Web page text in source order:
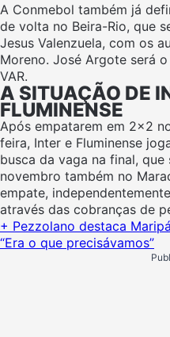
A Conmebol também já
de volta no Beira-Rio, que
Jesus Valenzuela, com os
Moreno. José Argote será
VAR.
A SITUAÇÃO DE
FLUMINENSE
Após empatarem em 2×2
feira, Inter e Fluminense
busca da vaga na final,
novembro também no
empate,
através das cobranças de
+ Pezzolano destaca
“Era o que precisávamos”